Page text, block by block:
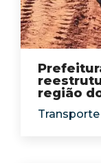
região
Transporte